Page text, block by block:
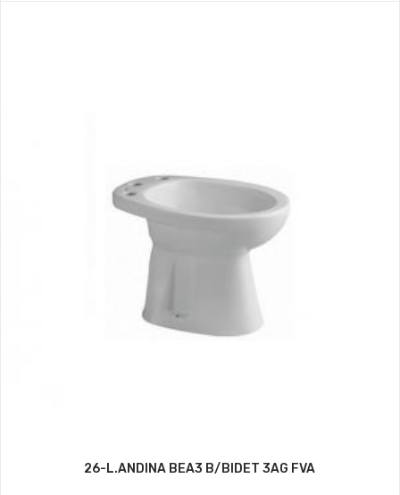
26-L.ANDINA BEA3 B/BIDET 3AG FVA